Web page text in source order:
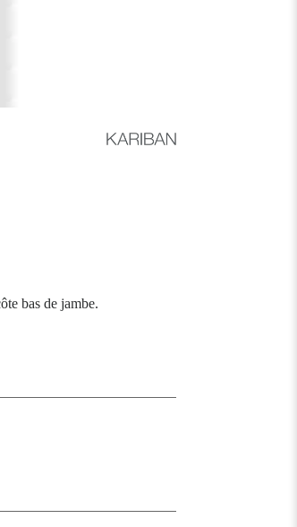
bas de jambe.